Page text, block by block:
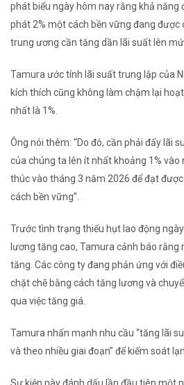
phát biểu ngày hôm nay rằng khả
phát 2% một cách bền vững đang được
trung ương cần tăng dần lãi suất lên
Tamura ước tính lãi suất trung lập của
kích thích cũng không làm chậm lại
nhất là 1%.
Ông nói thêm: “Do đó, cần phải đẩy lãi
của chúng ta lên ít nhất khoảng 1%
thúc vào tháng 3 năm 2026 để đạt
cách bền vững”.
Trước tình trạng thiếu hụt lao động
lương tăng cao, Tamura cảnh báo rằng
tăng. Các công ty đang phản ứng với
chặt chẽ bằng cách tăng lương và
qua việc tăng giá.
Tamura nhấn mạnh nhu cầu “tăng lãi
và theo nhiều giai đoạn” để kiểm soát